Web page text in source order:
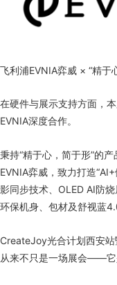
飞利浦EVNIA弈威 × “精于
在硬件与展示支持方面，
EVNIA深度合作。
秉持“精于心，简于形”的
EVNIA弈威，致力打造
影同步技术、OLED AI防
环保机身、包材及舒视蓝
CreateJoy光合计划西安
从来不只是一场展会——它